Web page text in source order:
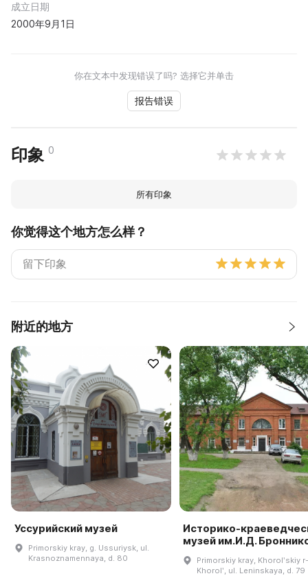
成立日期
2000年9月1日
你在文本中发现错误了吗? 选择它并单击
报告错误
印象 0
所有印象
你觉得这个地方怎么样？
附近的地方
Уссурийский музей
Primorskiy kray, g. Ussuriysk, ul.
Krasnoznamennaya, d. 80
Историко-
музей им.И.Д.
Primorskiy kray, Khorolʹskiy
Khorolʹ, ul. Leninskaya, d. 79